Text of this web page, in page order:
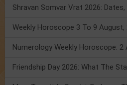
Numerology Weekly Horoscope: